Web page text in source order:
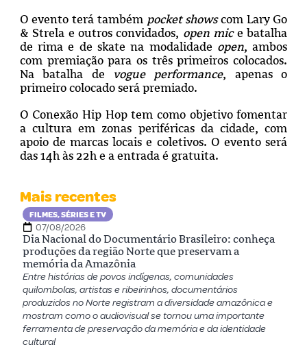
O evento terá também pocket showscom Lary Go
& Strela e outros convidados, open mice batalha
de rima e de skate na modalidade open, ambos
com premiação para os três primeiros colocados.
Na batalha de vogue performance,
apenas o
primeiro colocado será premiado.
O Conexão Hip Hop tem como objetivo fomentar
a cultura em zonas periféricas da cidade, com
apoio de marcas locais e coletivos. O evento será
das 14h às 22h e a entrada é gratuita.
Mais recentes
FILMES, SÉRIES E TV
07/08/2026
Dia Nacional do Documentário Brasileiro: conheça
produções da região Norte que preservam a
memória da Amazônia
Entre histórias de povos indígenas, comunidades
quilombolas, artistas e ribeirinhos, documentários
produzidos no Norte registram a diversidade amazônica e
mostram como o audiovisual se tornou uma importante
ferramenta de preservação da memória e da identidade
cultural